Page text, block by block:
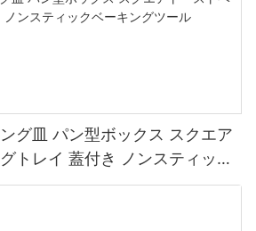
グ皿 パン型ボックス スクエア
トレイ 蓋付き ノンスティック